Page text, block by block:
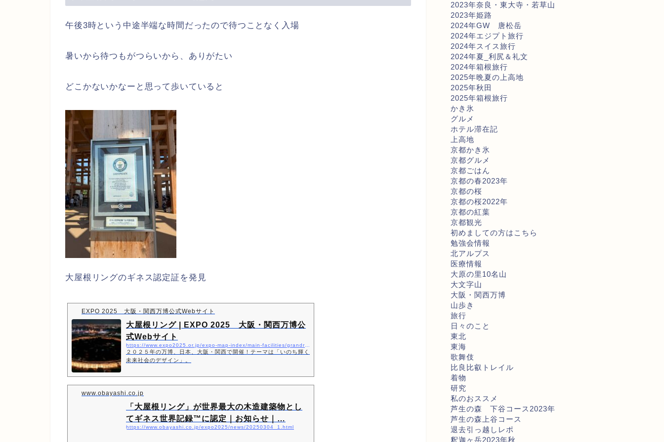
午後3時という中途半端な時間だったので待つことなく入場
暑いから待つもがつらいから、ありがたい
どこかないかなーと思って歩いていると
大屋根リングのギネス認定証を発見
EXPO 2025 大阪・関西万博公式Webサイト
大屋根リング | EXPO 2025 大阪・関西万博公
式Webサイト
https://www.expo2025.or.jp/expo-map-index/main-facilities/grandring/
２０２５年の万博、日本、大阪・関西で開催！テーマは「いのち輝く
未来社会のデザイン」。
www.obayashi.co.jp
「大屋根リング」が世界最大の木造建築物とし
てギネス世界記録™に認定｜お知らせ｜…
https://www.obayashi.co.jp/expo2025/news/20250304_1.html
2023年奈良・東大寺・若草山
2023年姫路
2024年GW 唐松岳
2024年エジプト旅行
2024年スイス旅行
2024年夏_利尻＆礼文
2024年箱根旅行
2025年晩夏の上高地
2025年秋田
2025年箱根旅行
かき氷
グルメ
ホテル滞在記
上高地
京都かき氷
京都グルメ
京都ごはん
京都の春2023年
京都の桜
京都の桜2022年
京都の紅葉
京都観光
初めましての方はこちら
勉強会情報
北アルプス
医療情報
大原の里10名山
大文字山
大阪・関西万博
山歩き
旅行
日々のこと
東北
東海
歌舞伎
比良比叡トレイル
着物
研究
私のおススメ
芦生の森 下谷コース2023年
芦生の森上谷コース
退去引っ越しレポ
釈迦ヶ岳2023年秋